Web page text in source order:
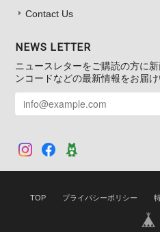
新芽よもぎ粉末
2026/03/22
Contact Us
NEWS LETTER
ニュースレターをご購読の方に
ンコードなどの最新情報をお届け
TOP プライバシーポリシー